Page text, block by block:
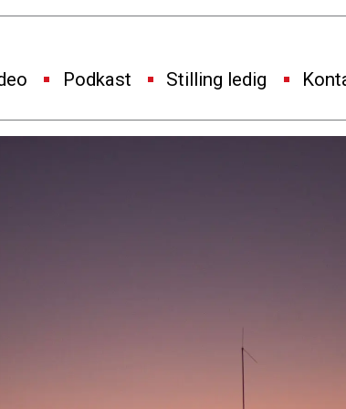
Podkast Stilling ledig